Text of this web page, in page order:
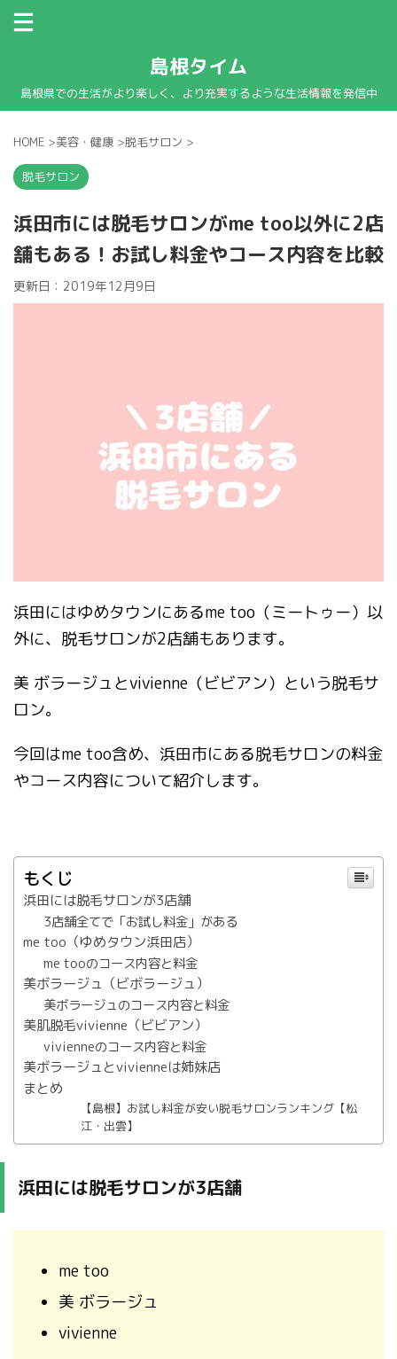
島根タイム
島根県での生活がより楽しく、より充実するような生活情報を発信中
HOME >美容・健康 >脱毛サロン >
脱毛サロン
浜田市には脱毛サロンがme too以外に2店
舗もある！お試し料金やコース内容を比較
更新日： 2019年12月9日
浜田にはゆめタウンにあるme too（ミートゥー）以
外に、脱毛サロンが2店舗もあります。
美 ボラージュとvivienne（ビビアン）という脱毛サ
ロン。
今回はme too含め、浜田市にある脱毛サロンの料金
やコース内容について紹介します。
もくじ
浜田には脱毛サロンが3店舗
3店舗全てで「お試し料金」がある
me too（ゆめタウン浜田店）
me tooのコース内容と料金
美ボラージュ（ビボラージュ）
美ボラージュのコース内容と料金
美肌脱毛vivienne（ビビアン）
vivienneのコース内容と料金
美ボラージュとvivienneは姉妹店
まとめ
【島根】お試し料金が安い脱毛サロンランキング【松
江・出雲】
浜田には脱毛サロンが3店舗
me too
美 ボラージュ
vivienne